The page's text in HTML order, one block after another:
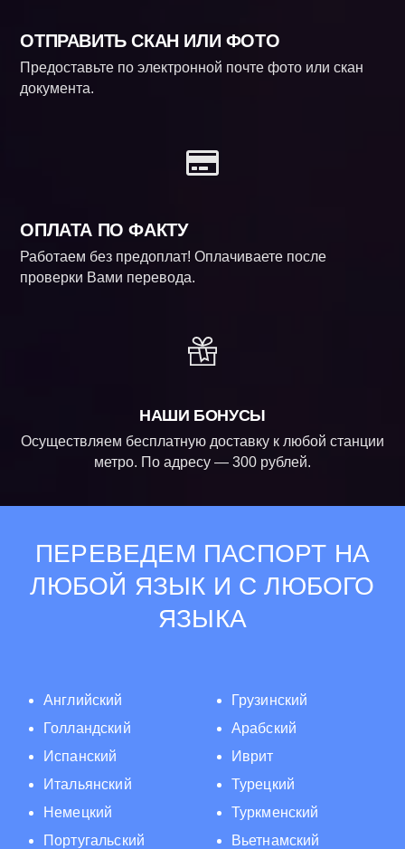
ОТПРАВИТЬ СКАН ИЛИ ФОТО
Предоставьте по электронной почте фото или скан
документа.
ОПЛАТА ПО ФАКТУ
Работаем без предоплат! Оплачиваете после
проверки Вами перевода.
НАШИ БОНУСЫ
Осуществляем бесплатную доставку к любой станции
метро. По адресу — 300 рублей.
ПЕРЕВЕДЕМ ПАСПОРТ НА
ЛЮБОЙ ЯЗЫК И С ЛЮБОГО
ЯЗЫКА
Английский
Голландский
Испанский
Итальянский
Немецкий
Португальский
Грузинский
Арабский
Иврит
Турецкий
Туркменский
Вьетнамский